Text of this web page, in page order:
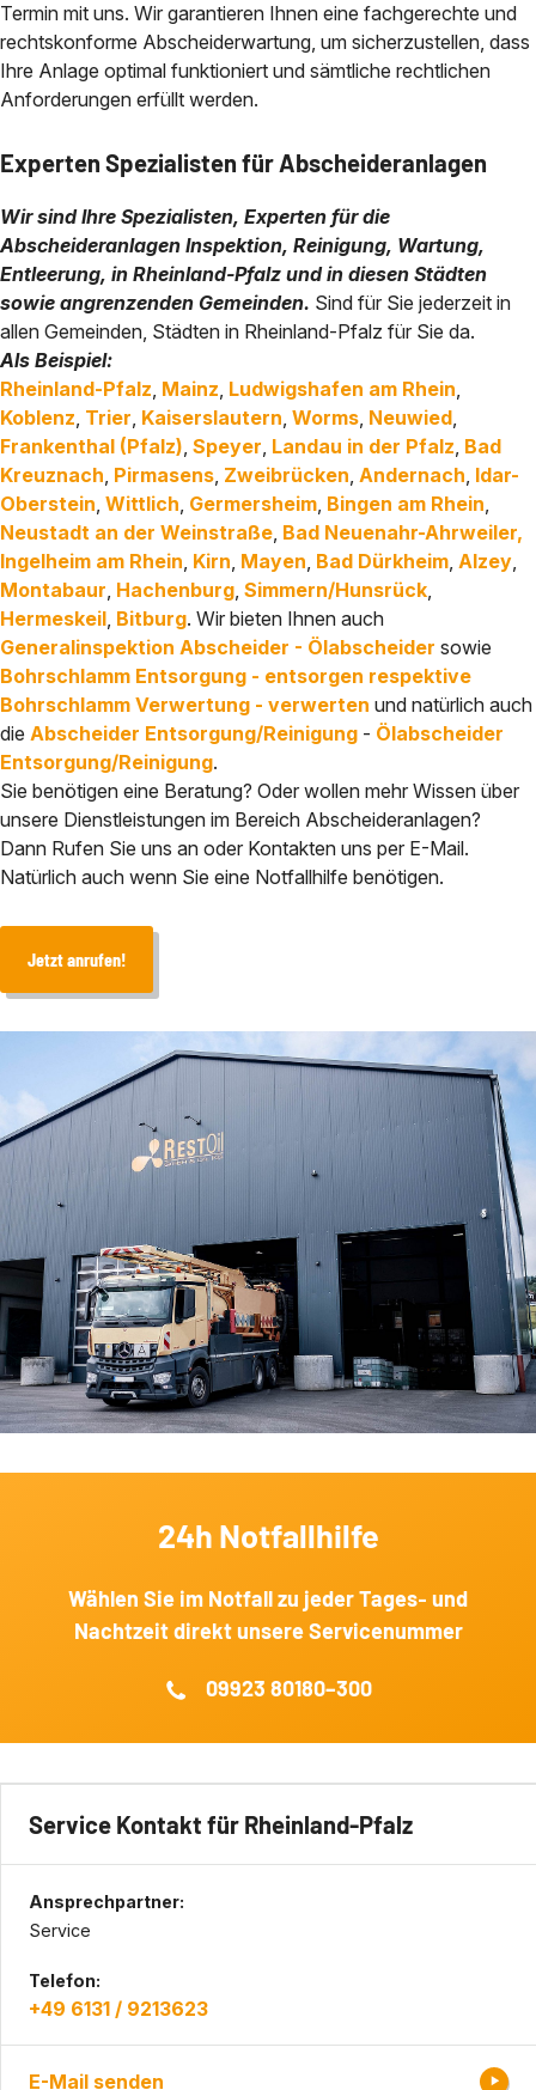
Termin mit uns. Wir garantieren Ihnen eine fachgerechte und
rechtskonforme Abscheiderwartung, um sicherzustellen, dass
Ihre Anlage optimal funktioniert und sämtliche rechtlichen
Anforderungen erfüllt werden.
Experten Spezialisten für Abscheideranlagen
Wir sind Ihre Spezialisten, Experten für die
Abscheideranlagen Inspektion, Reinigung, Wartung,
Entleerung, in Rheinland-Pfalz und in diesen Städten
sowie angrenzenden Gemeinden. Sind für Sie jederzeit in
allen Gemeinden, Städten in Rheinland-Pfalz für Sie da.
Als Beispiel:
Rheinland-Pfalz, Mainz, Ludwigshafen am Rhein,
Koblenz, Trier, Kaiserslautern, Worms, Neuwied,
Frankenthal (Pfalz), Speyer, Landau in der Pfalz, Bad
Kreuznach, Pirmasens, Zweibrücken, Andernach, Idar-
Oberstein, Wittlich, Germersheim, Bingen am Rhein,
Neustadt an der Weinstraße, Bad Neuenahr-Ahrweiler,
Ingelheim am Rhein, Kirn, Mayen, Bad Dürkheim, Alzey,
Montabaur, Hachenburg, Simmern/Hunsrück,
Hermeskeil, Bitburg. Wir bieten Ihnen auch
Generalinspektion Abscheider - Ölabscheider sowie
Bohrschlamm Entsorgung - entsorgen respektive
Bohrschlamm Verwertung - verwerten und natürlich auch
die Abscheider Entsorgung/Reinigung - Ölabscheider
Entsorgung/Reinigung.
Sie benötigen eine Beratung? Oder wollen mehr Wissen über
unsere Dienstleistungen im Bereich Abscheideranlagen?
Dann Rufen Sie uns an oder Kontakten uns per E-Mail.
Natürlich auch wenn Sie eine Notfallhilfe benötigen.
Jetzt anrufen!
24h Notfallhilfe
Wählen Sie im Notfall zu jeder Tages‐ und
Nachtzeit direkt unsere Servicenummer
09923 80180–300
Service Kontakt für Rheinland-Pfalz
Ansprechpartner:
Service
Telefon:
+49 6131 / 9213623
E-Mail senden